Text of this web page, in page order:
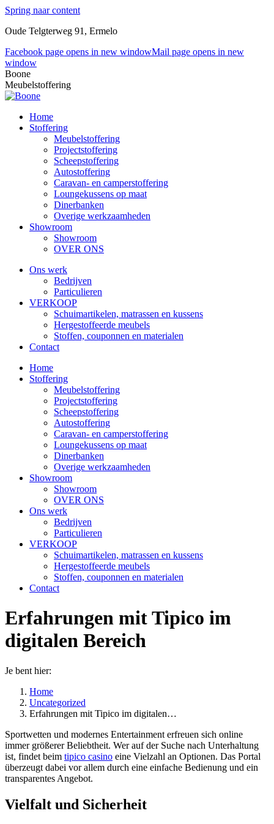
Spring naar content
Oude Telgterweg 91, Ermelo
Facebook page opens in new windowMail page opens in new
window
Boone
Meubelstoffering
Home
Stoffering
Meubelstoffering
Projectstoffering
Scheepstoffering
Autostoffering
Caravan- en camperstoffering
Loungekussens op maat
Dinerbanken
Overige werkzaamheden
Showroom
Showroom
OVER ONS
Ons werk
Bedrijven
Particulieren
VERKOOP
Schuimartikelen, matrassen en kussens
Hergestoffeerde meubels
Stoffen, couponnen en materialen
Contact
Home
Stoffering
Meubelstoffering
Projectstoffering
Scheepstoffering
Autostoffering
Caravan- en camperstoffering
Loungekussens op maat
Dinerbanken
Overige werkzaamheden
Showroom
Showroom
OVER ONS
Ons werk
Bedrijven
Particulieren
VERKOOP
Schuimartikelen, matrassen en kussens
Hergestoffeerde meubels
Stoffen, couponnen en materialen
Contact
Erfahrungen mit Tipico im
digitalen Bereich
Je bent hier:
Home
Uncategorized
Erfahrungen mit Tipico im digitalen…
Sportwetten und modernes Entertainment erfreuen sich online
immer größerer Beliebtheit. Wer auf der Suche nach Unterhaltung
ist, findet beim tipico casino eine Vielzahl an Optionen. Das Portal
überzeugt dabei vor allem durch eine einfache Bedienung und ein
transparentes Angebot.
Vielfalt und Sicherheit